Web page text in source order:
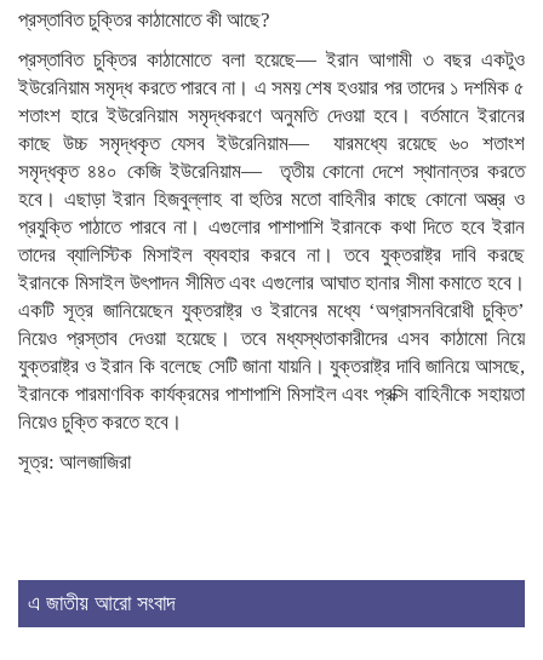
প্রস্তাবিত চুক্তির কাঠামোতে কী আছে?
প্রস্তাবিত চুক্তির কাঠামোতে বলা হয়েছে— ইরান আগামী ৩ বছর একটুও
ইউরেনিয়াম সমৃদ্ধ করতে পারবে না। এ সময় শেষ হওয়ার পর তাদের ১ দশমিক ৫
শতাংশ হারে ইউরেনিয়াম সমৃদ্ধকরণে অনুমতি দেওয়া হবে। বর্তমানে ইরানের
কাছে উচ্চ সমৃদ্ধকৃত যেসব ইউরেনিয়াম— যারমধ্যে রয়েছে ৬০ শতাংশ
সমৃদ্ধকৃত ৪৪০ কেজি ইউরেনিয়াম— তৃতীয় কোনো দেশে স্থানান্তর করতে
হবে। এছাড়া ইরান হিজবুল্লাহ বা হুতির মতো বাহিনীর কাছে কোনো অস্ত্র ও
প্রযুক্তি পাঠাতে পারবে না। এগুলোর পাশাপাশি ইরানকে কথা দিতে হবে ইরান
তাদের ব্যালিস্টিক মিসাইল ব্যবহার করবে না। তবে যুক্তরাষ্ট্র দাবি করছে
ইরানকে মিসাইল উৎপাদন সীমিত এবং এগুলোর আঘাত হানার সীমা কমাতে হবে।
একটি সূত্র জানিয়েছেন যুক্তরাষ্ট্র ও ইরানের মধ্যে ‘অগ্রাসনবিরোধী চুক্তি’
নিয়েও প্রস্তাব দেওয়া হয়েছে। তবে মধ্যস্থতাকারীদের এসব কাঠামো নিয়ে
যুক্তরাষ্ট্র ও ইরান কি বলেছে সেটি জানা যায়নি। যুক্তরাষ্ট্র দাবি জানিয়ে আসছে,
ইরানকে পারমাণবিক কার্যক্রমের পাশাপাশি মিসাইল এবং প্রক্সি বাহিনীকে সহায়তা
নিয়েও চুক্তি করতে হবে।
সূত্র: আলজাজিরা
এ জাতীয় আরো সংবাদ